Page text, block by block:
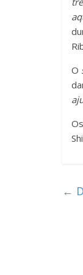
O
←